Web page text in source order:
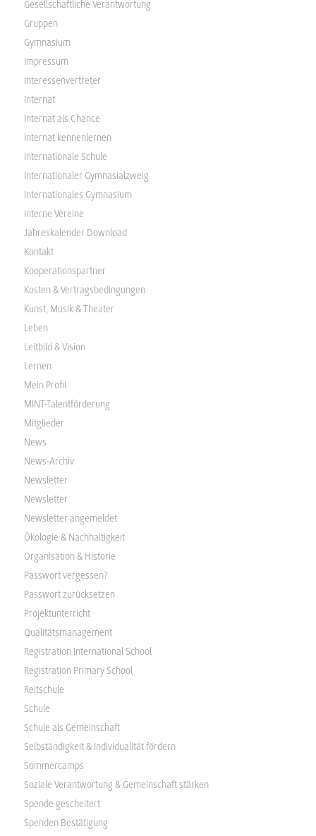
Gesellschaftliche Verantwortung
Gruppen
Gymnasium
Impressum
Interessenvertreter
Internat
Internat als Chance
Internat kennenlernen
Internationale Schule
Internationaler Gymnasialzweig
Internationales Gymnasium
Interne Vereine
Jahreskalender Download
Kontakt
Kooperationspartner
Kosten & Vertragsbedingungen
Kunst, Musik & Theater
Leben
Leitbild & Vision
Lernen
Mein Profil
MINT-Talentförderung
Mitglieder
News
News-Archiv
Newsletter
Newsletter
Newsletter angemeldet
Ökologie & Nachhaltigkeit
Organisation & Historie
Passwort vergessen?
Passwort zurücksetzen
Projektunterricht
Qualitätsmanagement
Registration International School
Registration Primary School
Reitschule
Schule
Schule als Gemeinschaft
Selbständigkeit & Individualität fördern
Sommercamps
Soziale Verantwortung & Gemeinschaft stärken
Spende gescheitert
Spenden Bestätigung